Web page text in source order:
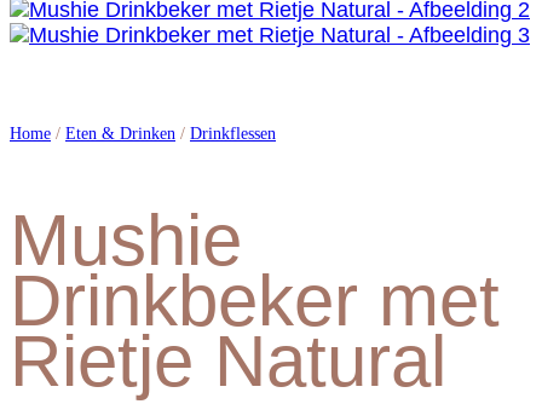
Home / Eten & Drinken / Drinkflessen
Mushie
Drinkbeker met
Rietje Natural